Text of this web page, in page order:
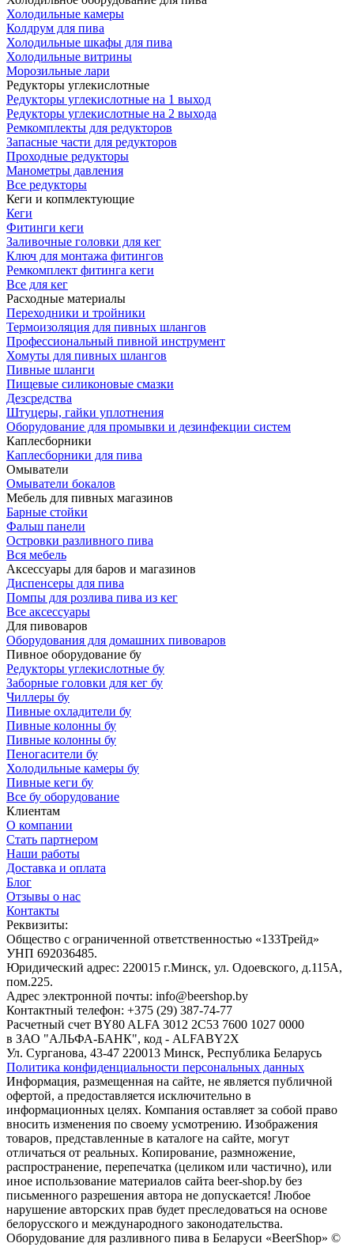
Холодильные камеры
Колдрум для пива
Холодильные шкафы для пива
Холодильные витрины
Морозильные лари
Редукторы углекислотные
Редукторы углекислотные на 1 выход
Редукторы углекислотные на 2 выхода
Ремкомплекты для редукторов
Запасные части для редукторов
Проходные редукторы
Манометры давления
Все редукторы
Кеги и копмлектующие
Кеги
Фитинги кеги
Заливочные головки для кег
Ключ для монтажа фитингов
Ремкомплект фитинга кеги
Все для кег
Расходные материалы
Переходники и тройники
Термоизоляция для пивных шлангов
Профессиональный пивной инструмент
Хомуты для пивных шлангов
Пивные шланги
Пищевые силиконовые смазки
Дезсредства
Штуцеры, гайки уплотнения
Оборудование для промывки и дезинфекции систем
Каплесборники
Каплесборники для пива
Омыватели
Омыватели бокалов
Мебель для пивных магазинов
Барные стойки
Фальш панели
Островки разливного пива
Вся мебель
Аксессуары для баров и магазинов
Диспенсеры для пива
Помпы для розлива пива из кег
Все аксессуары
Для пивоваров
Оборудования для домашних пивоваров
Пивное оборудование бу
Редукторы углекислотные бу
Заборные головки для кег бу
Чиллеры бу
Пивные охладители бу
Пивные колонны бу
Пивные колонны бу
Пеногасители бу
Холодильные камеры бу
Пивные кеги бу
Все бу оборудование
Клиентам
О компании
Стать партнером
Наши работы
Доставка и оплата
Блог
Отзывы о нас
Контакты
Реквизиты:
Общество с ограниченной ответственностью «133Трейд»
УНП 692036485​.
Юридический адрес: 220015 г.Минск, ул. Одоевского, д.115А,
пом.225.
Адрес электронной почты: info@beershop.by
Контактный телефон: +375 (29) 387-74-77
Расчетный счет BY80 ALFA 3012 2C53 7600 1027 0000
в ЗАО "АЛЬФА-БАНК", код - ALFABY2X
Ул. Сурганова, 43-47 220013 Минск, Республика Беларусь
Политика конфиденциальности персональных данных
Информация, размещенная на сайте, не является публичной
офертой, а предоставляется исключительно в
информационных целях. Компания оставляет за собой право
вносить изменения по своему усмотрению. Изображения
товаров, представленные в каталоге на сайте, могут
отличаться от реальных. Копирование, размножение,
распространение, перепечатка (целиком или частично), или
иное использование материалов сайта beer-shop.by без
письменного разрешения автора не допускается! Любое
нарушение авторских прав будет преследоваться на основе
белорусского и международного законодательства.
Оборудование для разливного пива в Беларуси «BeerShop» ©